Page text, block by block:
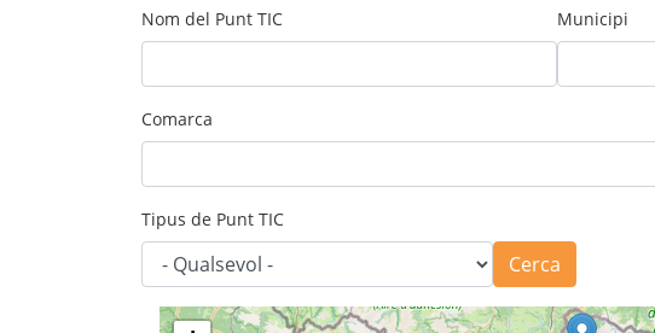
Nom del Punt TIC Municipi
Comarca
Tipus de Punt TIC
Cerca